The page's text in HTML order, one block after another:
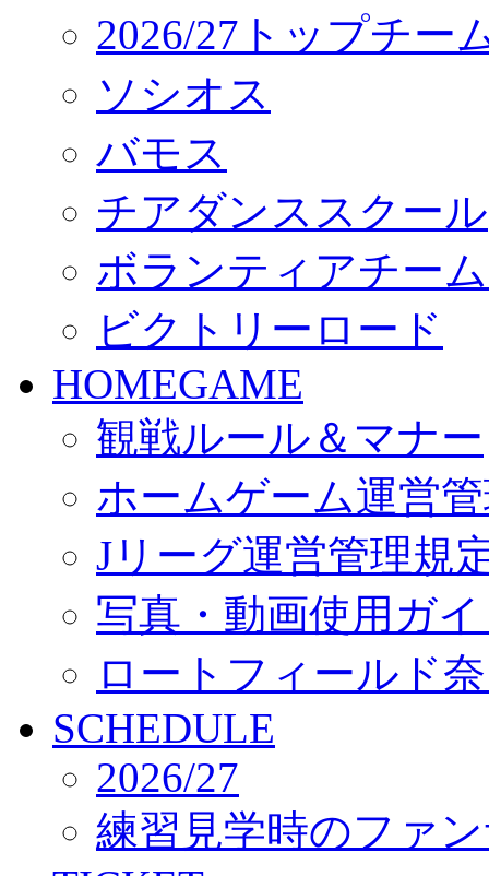
2026/27トップチー
ソシオス
バモス
チアダンススクール
ボランティアチー
ビクトリーロード
HOMEGAME
観戦ルール＆マナー
ホームゲーム運営
Jリーグ運営管理規
写真・動画使用ガ
ロートフィールド
SCHEDULE
2026/27
練習見学時のファ